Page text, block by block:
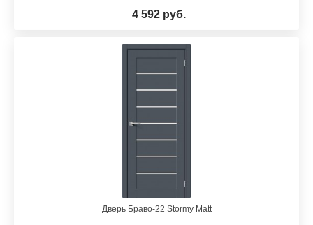
4 592 руб.
Дверь Браво-22 Stormy Matt